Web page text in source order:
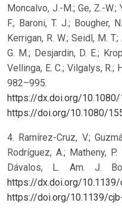
Moncalvo, J.-M.; Ge, Z.-W.;
F.; Baroni, T. J.; Bougher,
Kerrigan, R. W.; Seidl, M.
G. M.; Desjardin, D. E.;
Vellinga, E. C.; Vilgalys, R.;
https://dx.doi.org/
https://doi.org/10.1080/
4. Ramírez-Cruz, V.;
Rodríguez, A.; Matheny,
Dávalos, L. Am. J.
https://dx.doi.org/
https://doi.org/10.1139/